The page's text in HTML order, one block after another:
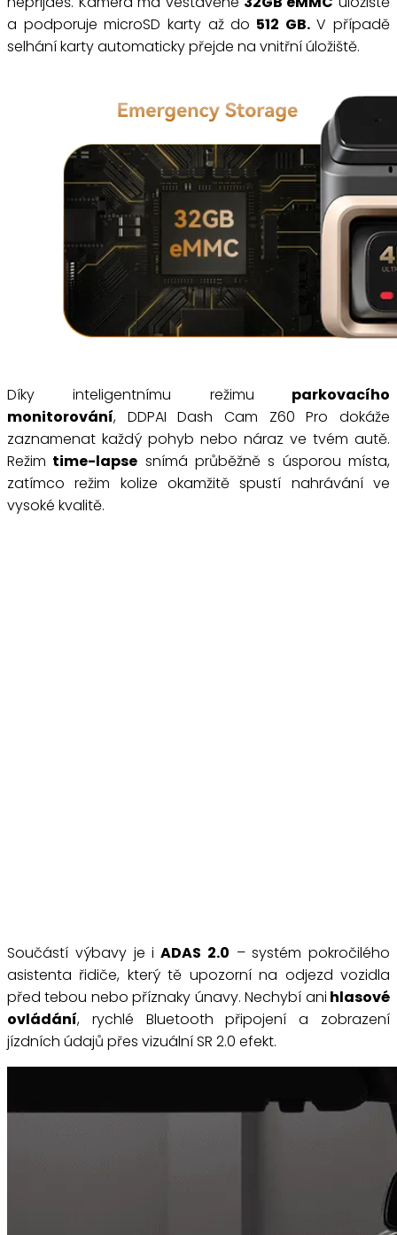
a podporuje microSD karty až do 512 GB.V případě
selhání karty automaticky přejde na vnitřní úložiště.
Díky inteligentnímu režimu parkovacího
monitorování, DDPAI Dash Cam Z60 Pro dokáže
zaznamenat každý pohyb nebo náraz ve tvém autě.
Režim time-lapse snímá průběžně s úsporou místa,
zatímco režim kolize okamžitě spustí nahrávání ve
vysoké kvalitě.
Součástí výbavy je i ADAS 2.0 – systém pokročilého
asistenta řidiče, který tě upozorní na odjezd vozidla
před tebou nebo příznaky únavy. Nechybí ani hlasové
ovládání, rychlé Bluetooth připojení a zobrazení
jízdních údajů přes vizuální SR 2.0 efekt.